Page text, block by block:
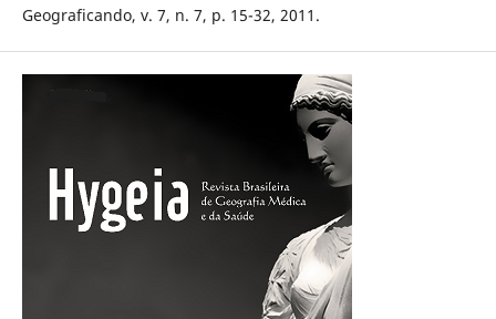
Geograficando, v. 7, n. 7, p. 15-32, 2011.